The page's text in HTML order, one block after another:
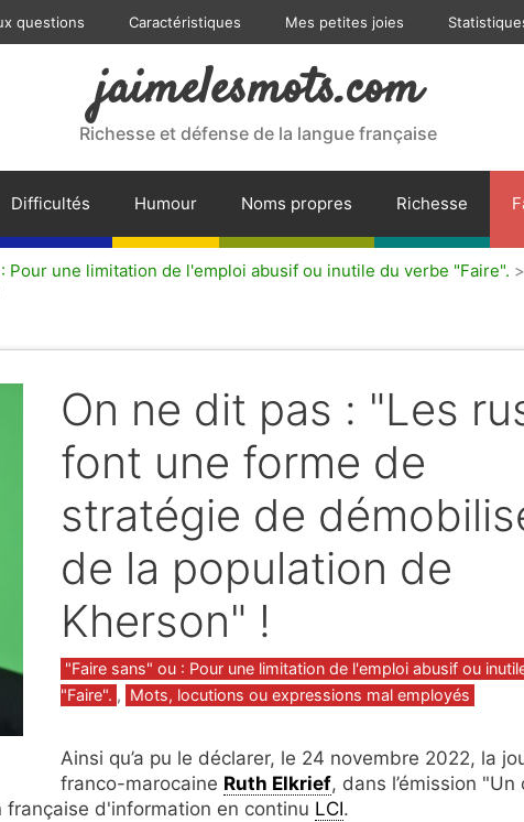
questions Caractéristiques Mes petites joies
jaimelesmots.com
Richesse et défense de la langue française
Difficultés Humour Noms propres Richesse
Pour une limitation de l'emploi abusif ou inutile du verbe "Faire". >
On ne dit pas : "Les
font une forme de
stratégie de
de la population de
Kherson" !
Catégories
"Faire sans" ou : Pour une limitation de l'emploi abusif ou
"Faire". , Mots, locutions ou expressions mal employés
Ainsi qu’a pu le déclarer, le 24 novembre 2022, la
franco-marocaine Ruth Elkrief, dans l’émission "Un
d'information en continu LCI.